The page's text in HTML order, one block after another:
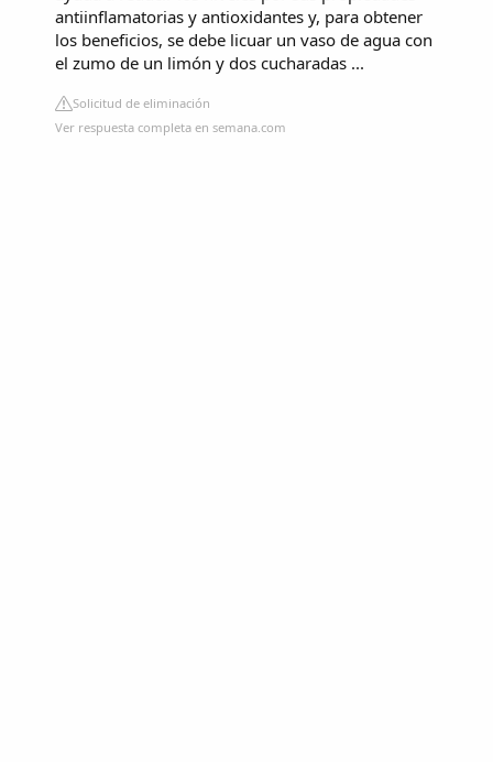
antiinflamatorias y antioxidantes y, para obtener
los beneficios, se debe licuar un vaso de agua con
el zumo de un limón y dos cucharadas ...
Solicitud de eliminación
Ver respuesta completa en semana.com